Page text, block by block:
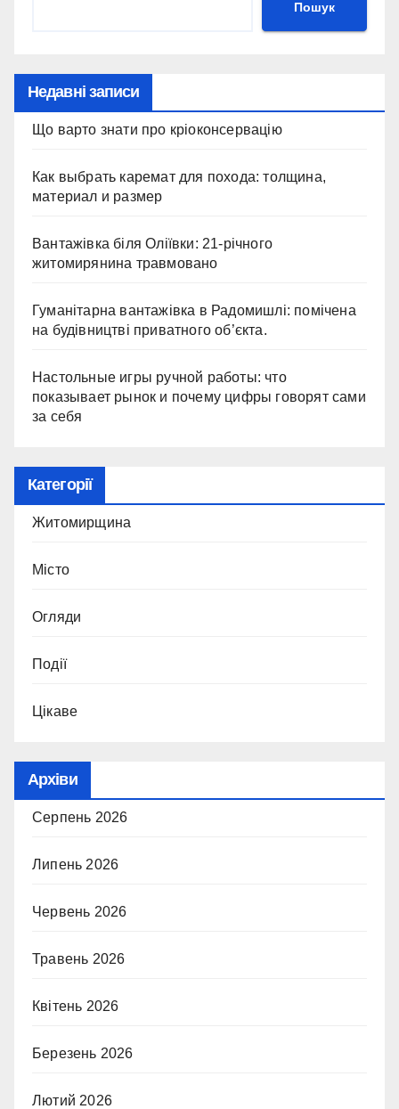
Пошук
Недавні записи
Що варто знати про кріоконсервацію
Как выбрать каремат для похода: толщина,
материал и размер
Вантажівка біля Оліївки: 21-річного
житомирянина травмовано
Гуманітарна вантажівка в Радомишлі: помічена
на будівництві приватного об’єкта.
Настольные игры ручной работы: что
показывает рынок и почему цифры говорят сами
за себя
Категорії
Житомирщина
Місто
Огляди
Події
Цікаве
Архіви
Серпень 2026
Липень 2026
Червень 2026
Травень 2026
Квітень 2026
Березень 2026
Лютий 2026